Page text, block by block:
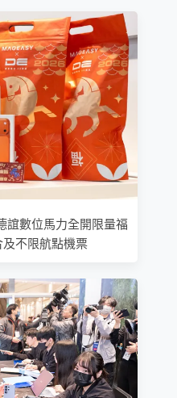
誼數位馬力全開限量福
不限航點機票